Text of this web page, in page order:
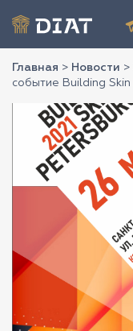
Главная > Новости >
событие Building